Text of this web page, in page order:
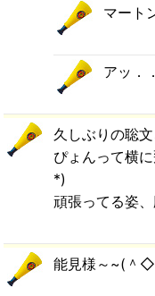
マート
アッ．
久しぶりの聡
ぴょんって横
*)
頑張ってる姿
能見様～~(＾